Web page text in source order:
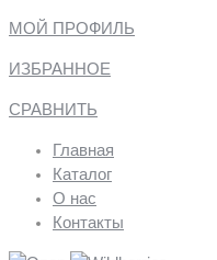
МОЙ ПРОФИЛЬ
ИЗБРАННОЕ
СРАВНИТЬ
Главная
Каталог
О нас
Контакты